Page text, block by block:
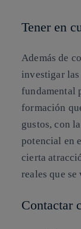
Tener en
Además de
investigar las
fundamental
formación
gustos, con
potencial en
cierta
reales que se
Contactar